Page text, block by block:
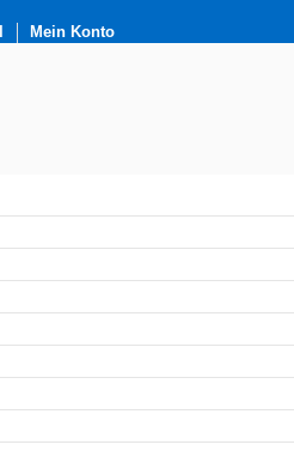
Mein Konto